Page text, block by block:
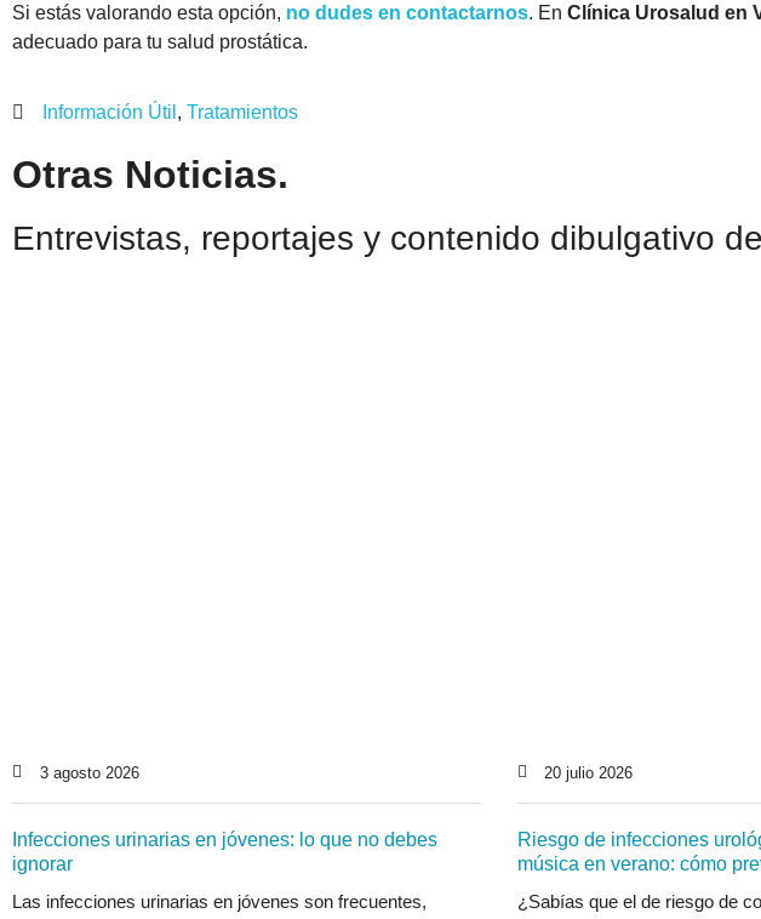
Si estás valorando esta opción, no dudes en contactarnos. En Clínica Urosalud en
adecuado para tu salud prostática.
Información Útil , Tratamientos
Otras Noticias.
Entrevistas, reportajes y contenido dibulgativo
3 agosto 2026
Infecciones urinarias en jóvenes: lo que no debes
ignorar
Las infecciones urinarias en jóvenes son frecuentes,
20 julio 2026
Riesgo de infecciones
música en verano: cómo
¿Sabías que el de riesgo de